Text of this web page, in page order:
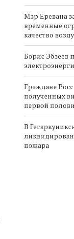
Мэр Еревана
временные
качество
Борис Эбзеев
Граждане
полученных
первой
В
пожара